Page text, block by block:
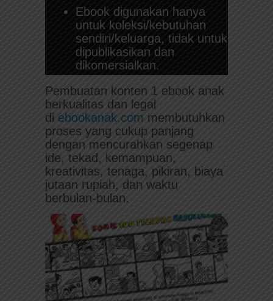
Ebook digunakan hanya
untuk koleksi/kebutuhan
sendiri/keluarga, tidak untuk
dipublikasikan dan
dikomersialkan.
Pembuatan konten 1 ebook anak
berkualitas dan legal
di ebookanak.com membutuhkan
proses yang cukup panjang
dengan mencurahkan segenap
ide, tekad, kemampuan,
kreativitas, tenaga, pikiran, biaya
jutaan rupiah, dan waktu
berbulan-bulan.